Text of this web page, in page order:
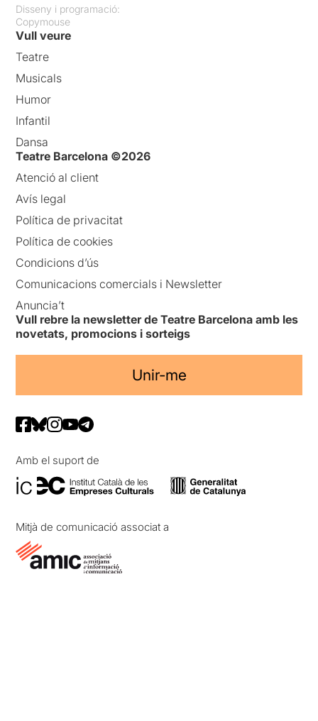
Disseny i programació:
Copymouse
Vull veure
Teatre
Musicals
Humor
Infantil
Dansa
Teatre Barcelona ©2026
Atenció al client
Avís legal
Política de privacitat
Política de cookies
Condicions d’ús
Comunicacions comercials i Newsletter
Anuncia’t
Vull rebre la newsletter de Teatre Barcelona amb les
novetats, promocions i sorteigs
Unir-me
Amb el suport de
Mitjà de comunicació associat a